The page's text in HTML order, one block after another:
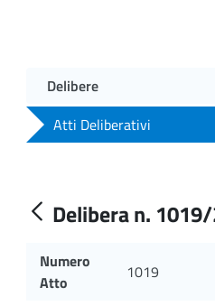
Delibere
Atti Deliberativi
Delibera n.
Numero
Atto
1019